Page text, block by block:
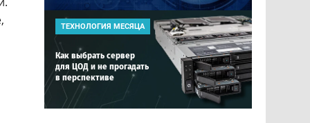
ТЕХНОЛОГИЯ МЕСЯЦА
Как выбрать сервер
для ЦОД и не прогадать
в перспективе